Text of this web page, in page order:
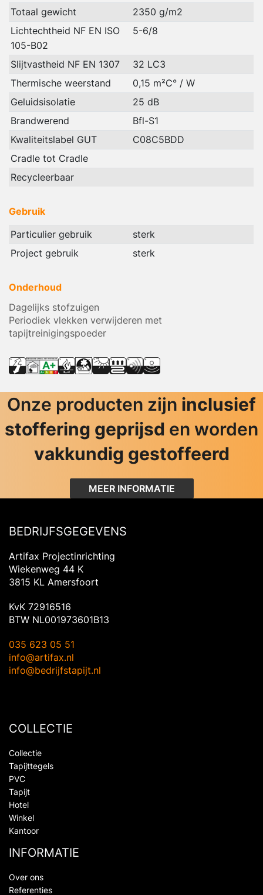
Totaal gewicht
2350 g/m2
Lichtechtheid NF EN ISO
105-B02
5-6/8
Slijtvastheid NF EN 1307
32 LC3
Thermische weerstand
0,15 m²C° / W
Geluidsisolatie
25 dB
Brandwerend
Bfl-S1
Kwaliteitslabel GUT
C08C5BDD
Cradle tot Cradle
Recycleerbaar
Gebruik
Particulier gebruik
sterk
Project gebruik
sterk
Onderhoud
Dagelijks stofzuigen
Periodiek vlekken verwijderen met
tapijtreinigingspoeder
Onze producten zijn inclusief
stoffering geprijsd en worden
vakkundig gestoffeerd
MEER INFORMATIE
BEDRIJFSGEGEVENS
Artifax Projectinrichting
Wiekenweg 44 K
3815 KL Amersfoort
KvK 72916516
BTW NL001973601B13
035 623 05 51
info@artifax.nl
info@bedrijfstapijt.nl
COLLECTIE
Collectie
Tapijttegels
PVC
Tapijt
Hotel
Winkel
Kantoor
INFORMATIE
Over ons
Referenties